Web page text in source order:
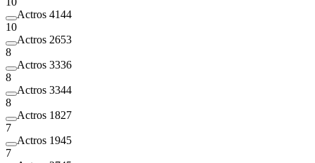
Actros 4144
10
Actros 2653
8
Actros 3336
8
Actros 3344
8
Actros 1827
7
Actros 1945
7